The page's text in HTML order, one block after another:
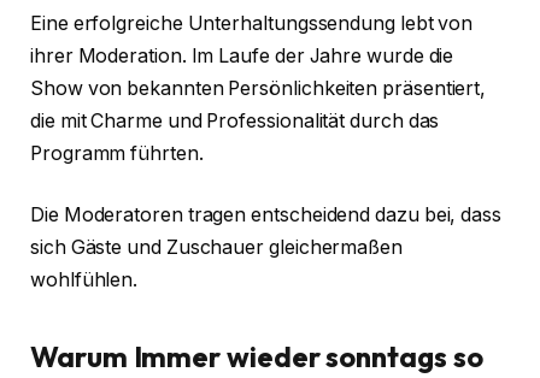
Eine erfolgreiche Unterhaltungssendung lebt von
ihrer Moderation. Im Laufe der Jahre wurde die
Show von bekannten Persönlichkeiten präsentiert,
die mit Charme und Professionalität durch das
Programm führten.
Die Moderatoren tragen entscheidend dazu bei, dass
sich Gäste und Zuschauer gleichermaßen
wohlfühlen.
Warum Immer wieder sonntags so